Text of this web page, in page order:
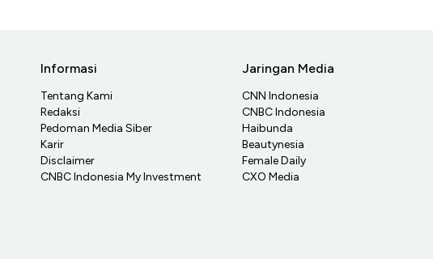
Informasi
Tentang Kami
Redaksi
Pedoman Media Siber
Karir
Disclaimer
CNBC Indonesia My Investment
Jaringan Media
CNN Indonesia
CNBC Indonesia
Haibunda
Beautynesia
Female Daily
CXO Media